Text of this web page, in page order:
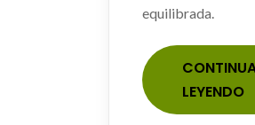
equilibrada.
LEYENDO